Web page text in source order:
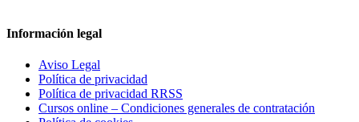
Información legal
Aviso Legal
Política de privacidad
Política de privacidad RRSS
Cursos online – Condiciones generales de contratación